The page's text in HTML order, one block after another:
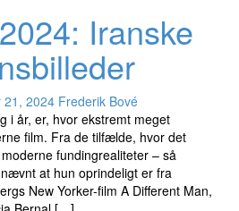
Iranske
21, 2024 Frederik Bové
i år, er, hvor ekstremt meget
film. Fra de tilfælde, hvor det
fundingrealiteter – så
at hun oprindeligt er fra
New Yorker-film A Different Man,